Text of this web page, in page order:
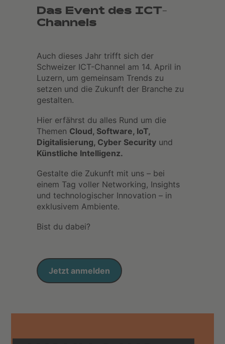
Das Event des ICT-
Channels
Auch dieses Jahr trifft sich der
Schweizer ICT-Channel am 14. April in
Luzern, um gemeinsam Trends zu
setzen und die Zukunft der Branche zu
gestalten.
Hier erfährst du alles Rund um die
Themen Cloud, Software, IoT,
Digitalisierung, Cyber Securityund
Künstliche Intelligenz.
Gestalte die Zukunft mit uns – bei
einem Tag voller Networking, Insights
und technologischer Innovation – in
exklusivem Ambiente.
Bist du dabei?
Jetzt anmelden